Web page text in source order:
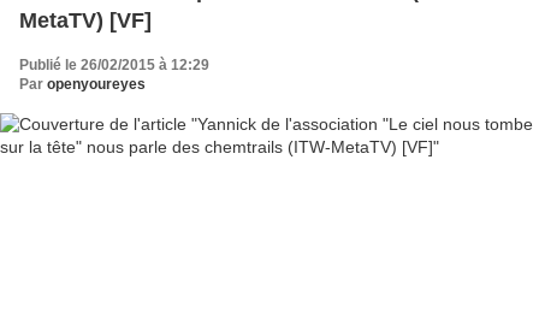
MetaTV) [VF]
Publié le 26/02/2015 à 12:29
Par openyoureyes